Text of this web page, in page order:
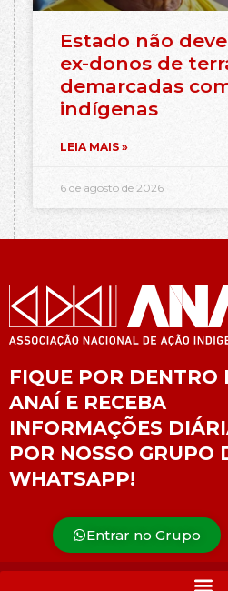
Estado não
ex-donos de
demarcadas
indígenas
LEIA MAIS »
6 de agosto de 2026
FIQUE POR DENTRO
ANAÍ E RECEBA
INFORMAÇÕES
POR NOSSO GRUPO
WHATSAPP!
Entrar no Grupo